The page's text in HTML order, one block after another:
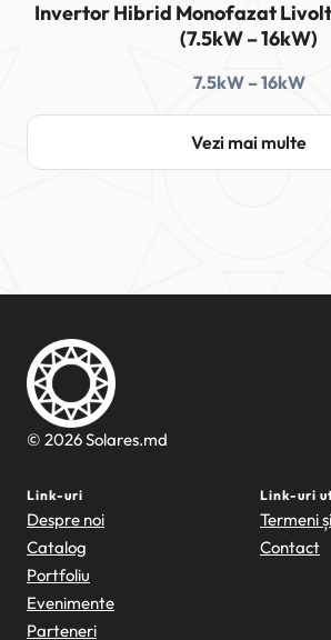
Invertor Hibrid Monofazat
(7.5kW – 16kW)
7.5kW – 16kW
Vezi mai multe
© 2026 Solares.md
Link-uri
Despre noi
Catalog
Portfoliu
Evenimente
Parteneri
Link-uri
Termeni
Contact